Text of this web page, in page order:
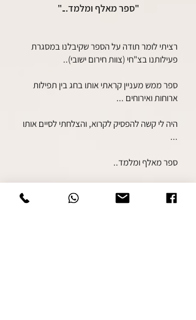
"ספר מאלף ומלמד..."
רציתי לומר תודה על הספר שקיבלנו במסגרת
פעילותנו בצ"חי (צוות חירום ישובי)..
ספר ממש מעניין קראתי אותו בחג בין תפילות
ארוחות ואירוחים ...
היה לי קשה להפסיק לקרוא, והצלחתי לסיים אותו
...
ספר מאלף ומלמד..